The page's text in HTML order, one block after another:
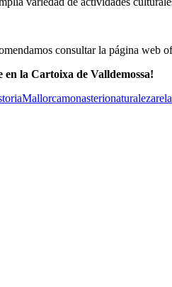
consultar la página web
la Cartoixa de Valldemossa!
Mallorcamonasterionaturaleza